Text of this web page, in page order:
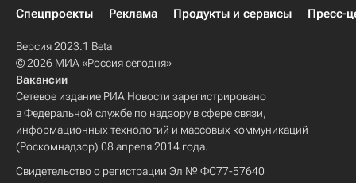
Спецпроекты
Реклама Продукты и сервисы Пресс-
Версия 2023.1 Beta
© 2026 МИА «Россия сегодня»
Вакансии
Сетевое издание РИА Новости зарегистрировано
в Федеральной службе по надзору в сфере связи,
информационных технологий и массовых коммуникаций
(Роскомнадзор) 08 апреля 2014 года.
Свидетельство о регистрации Эл № ФС77-57640